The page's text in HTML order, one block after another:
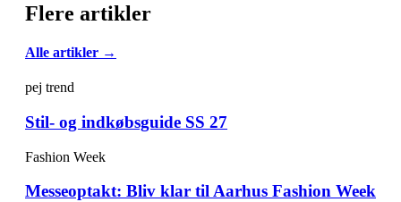
Flere artikler
Alle artikler →
pej trend
Stil- og indkøbsguide SS 27
Fashion Week
Messeoptakt: Bliv klar til Aarhus Fashion Week